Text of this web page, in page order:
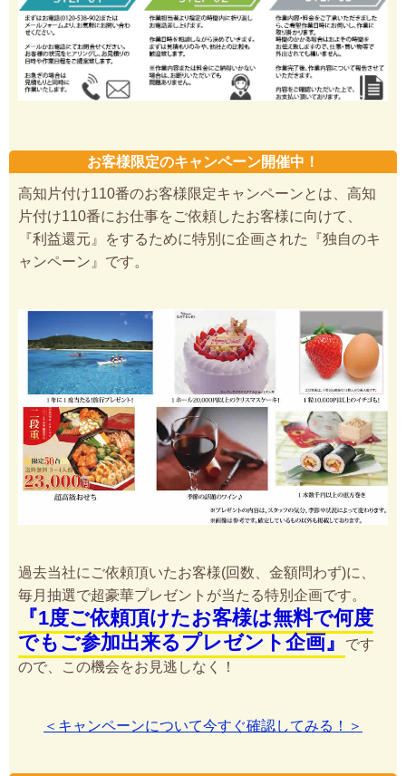
お客様限定のキャンペーン開催中！
高知片付け110番のお客様限定キャンペーンとは、高知
片付け110番にお仕事をご依頼したお客様に向けて、
『利益還元』をするために特別に企画された『独自のキ
ャンペーン』です。
過去当社にご依頼頂いたお客様(回数、金額問わず)に、
毎月抽選で超豪華プレゼントが当たる特別企画です。
『1度ご依頼頂けたお客様は無料で何度
でもご参加出来るプレゼント企画』
です
ので、この機会をお見逃しなく！
＜キャンペーンについて今すぐ確認してみる！＞